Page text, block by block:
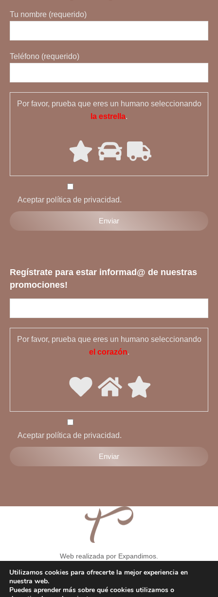
Tu nombre (requerido)
Teléfono (requerido)
Por favor, prueba que eres un humano seleccionando
la estrella.
Aceptar política de privacidad.
Regístrate para estar informad@ de nuestras
promociones!
Por favor, prueba que eres un humano seleccionando
el corazón.
Aceptar política de privacidad.
Web realizada por Expandimos.
Aviso legal
Condiciones generales
Formulario de solicitud de
desentimiento
Política de privacidad RRSS-Consentimiento Whatsapp
Utilizamos cookies para ofrecerte la mejor experiencia en
nuestra web.
Puedes aprender más sobre qué cookies utilizamos o